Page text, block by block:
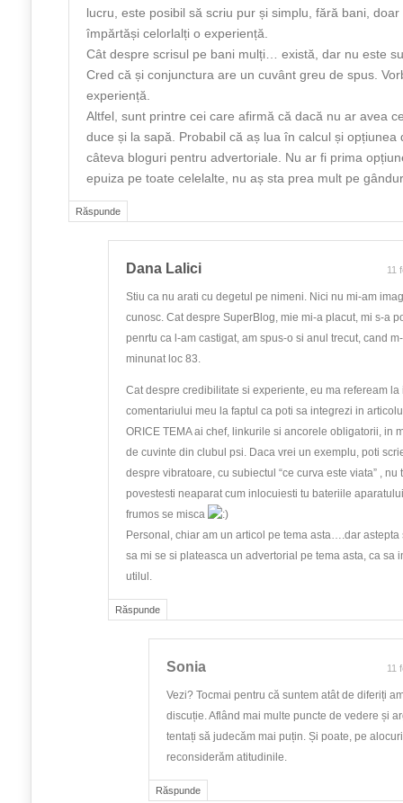
Răspunde
lucru, este posibil să scriu pur și simplu, fără bani,
împărtăși celorlalți o experiență.
Cât despre scrisul pe bani mulți… există, dar nu este
Cred că și conjunctura are un cuvânt greu de spus.
experiență.
Altfel, sunt printre cei care afirmă că dacă nu ar avea
duce și la sapă. Probabil că aș lua în calcul și opțiunea
câteva bloguri pentru advertoriale. Nu ar fi prima
epuiza pe toate celelalte, nu aș sta prea mult pe
Răspunde
Dana Lalici 11
Stiu ca nu arati cu degetul pe nimeni. Nici nu mi-am
cunosc. Cat despre SuperBlog, mie mi-a placut, mi s-a
penrtu ca l-am castigat, am spus-o si anul trecut, cand
minunat loc 83.
Cat despre credibilitate si experiente, eu ma refeream la
comentariului meu la faptul ca poti sa integrezi in
ORICE TEMA ai chef, linkurile si ancorele obligatorii, in
de cuvinte din clubul psi. Daca vrei un exemplu, poti
despre vibratoare, cu subiectul “ce curva este viata” , nu
povestesti neaparat cum inlocuiesti tu bateriile
frumos se misca
Personal, chiar am un articol pe tema asta….dar
sa mi se si plateasca un advertorial pe tema asta, ca sa
utilul.
Răspunde
Sonia 11
Vezi? Tocmai pentru că suntem atât de diferiți
discuție. Aflând mai multe puncte de vedere și
tentați să judecăm mai puțin. Și poate, pe
reconsiderăm atitudinile.